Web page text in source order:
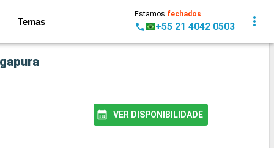
Temas
Estamos fechados
+55 21 4042 0503
VER DISPONIBILIDADE